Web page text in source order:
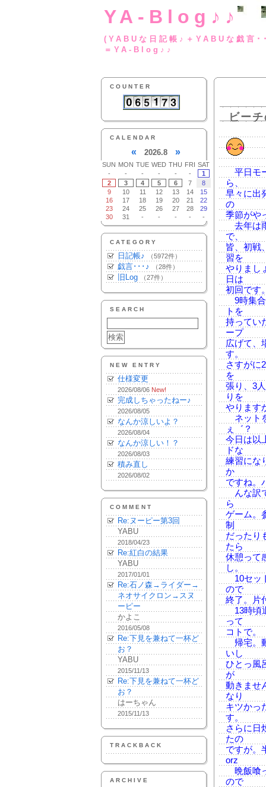
YA-Blog♪♪
(YABUな日記帳♪
＝YA-Blog♪♪
COUNTER
CALENDAR
« 2026.8 »
SUN MON TUE WED THU FRI SAT
-
- - - - -
1
2
3 4 5 6 7
8
9
10 11 12 13 14
15
16
17 18 19 20 21
22
23
24 25 26 27 28
29
30
31 - - - - -
CATEGORY
日記帳♪ （5972件）
戯言･･･♪ （28件）
旧Log （27件）
SEARCH
NEW ENTRY
仕様変更
2026/08/06 New!
完成しちゃったねー♪
2026/08/05
なんか涼しいよ？
2026/08/04
なんか涼しい！？
2026/08/03
積み直し
2026/08/02
COMMENT
Re:ヌーピー第3回
YABU
2018/04/23
Re:紅白の結果
YABU
2017/01/01
Re:石ノ森→ライダー→
ネオサイクロン→スヌ
ーピー
かよこ
2016/05/08
Re:下見を兼ねて一杯ど
お？
YABU
2015/11/13
Re:下見を兼ねて一杯ど
お？
はーちゃん
2015/11/13
TRACKBACK
ARCHIVE
ビー
平日モ
ら、
早々に出
の
季節がや
去年は
で、
皆、初戦
習を
やりまし
日は
初回です
9時集合
トを
持ってい
ープ
広げて、
す。
さすがに
を
張り、3
りを
やります
ネット
ぇ゛？
今日は以
ドな
練習にな
か
ですね。
んな訳
ら
ゲーム。
制
だったり
たら
休憩って
し。
10セッ
ので
終了。片
13時頃
って
コトで。
帰宅。
いし
ひとっ風
が
動きませ
なり
キツかっ
す。
さらに日
たの
ですが。
orz
晩飯喰
ので